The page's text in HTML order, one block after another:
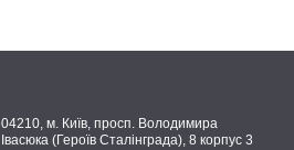
04210, м. Київ, просп. Володимира
Івасюка (Героїв Сталінграда), 8 корпус 3